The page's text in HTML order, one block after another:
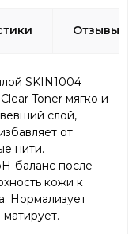
Отзывы
SKIN1004
Toner мягко и
слой,
от
нити.
баланс после
кожи к
Нормализует